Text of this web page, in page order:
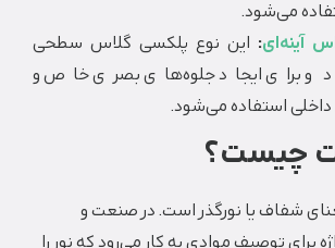
:این نوع پلکسی گلاس سطحی
ایجاد جلوه‌های بصری خاص و
می‌شود.
یا نورگذر است. در صنعت و
موادی به کار می‌رود که نور را